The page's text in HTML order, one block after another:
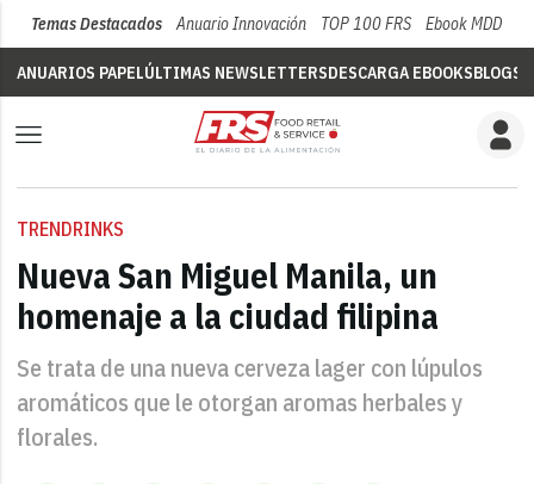
Temas Destacados Anuario Innovación TOP 100 FRS Ebook MDD
ANUARIOS PAPELÚLTIMAS NEWSLETTERSDESCARGA EBOOKSBLOGS
TRENDRINKS
Nueva San Miguel Manila, un
homenaje a la ciudad filipina
Se trata de una nueva cerveza lager con lúpulos
aromáticos que le otorgan aromas herbales y
florales.